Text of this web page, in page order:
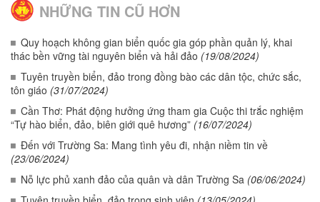
NHỮNG TIN CŨ HƠN
Quy hoạch không gian biển quốc gia góp phần quản lý, khai
thác bền vững tài nguyên biển và hải đảo (19/08/2024)
Tuyên truyền biển, đảo trong đồng bào các dân tộc, chức sắc,
tôn giáo (31/07/2024)
Cần Thơ: Phát động hưởng ứng tham gia Cuộc thi trắc nghiệm
“Tự hào biển, đảo, biên giới quê hương” (16/07/2024)
Đến với Trường Sa: Mang tình yêu đi, nhận niềm tin về
(23/06/2024)
Nỗ lực phủ xanh đảo của quân và dân Trường Sa (06/06/2024)